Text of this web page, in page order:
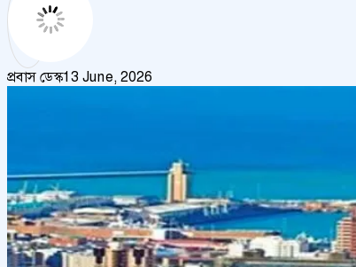
প্রবাস ডেস্ক13 June, 2026